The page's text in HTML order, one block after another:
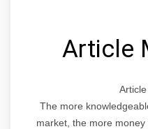
Article
The more
market, the more